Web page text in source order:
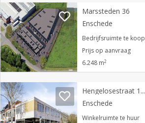
Marssteden 36
Enschede
Bedrijfsruimte te koop
Prijs op aanvraag
6.248 m2
Hengelosestraat 148
Enschede
Winkelruimte te huur